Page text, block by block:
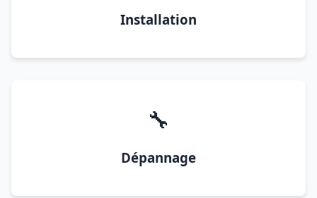
Installation
🔧
Dépannage